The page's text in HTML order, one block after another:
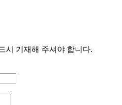
시 기재해 주셔야 합니다.